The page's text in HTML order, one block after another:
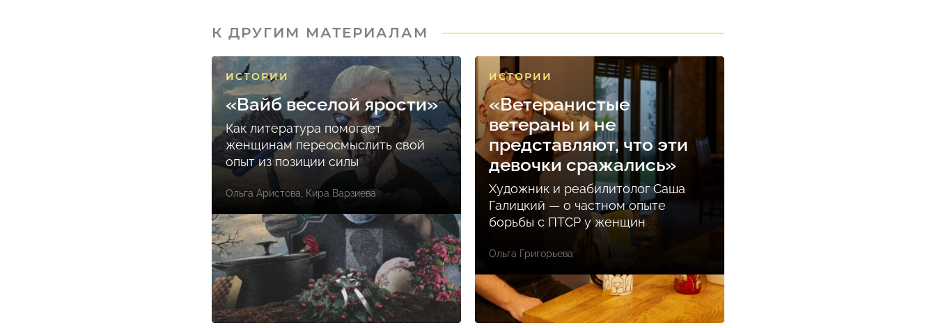
К ДРУГИМ МАТЕРИАЛАМ
ИСТОРИИ
«Вайб веселой ярости»
Как литература помогает
женщинам переосмыслить свой
опыт из позиции силы
Ольга Аристова, Кира Варзиева
ИСТОРИИ
«Ветеранистые
ветераны и не
представляют, что эти
девочки сражались»
Художник и реабилитолог Саша
Галицкий — о частном опыте
борьбы с ПТСР у женщин
Ольга Григорьева